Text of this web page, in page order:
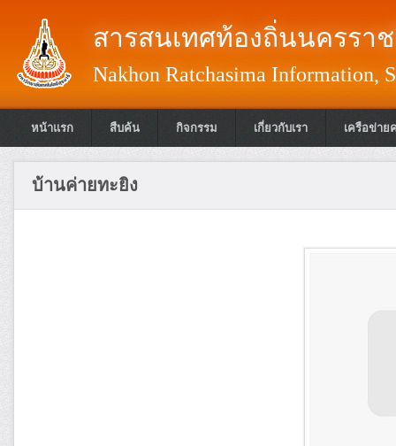
สารสนเทศท้องถิ่นนครรา
Nakhon Ratchasima Information,
หน้าแรก สืบค้น กิจกรรม เกี่ยวกับเรา เครือข่าย
บ้านค่ายทะยิง